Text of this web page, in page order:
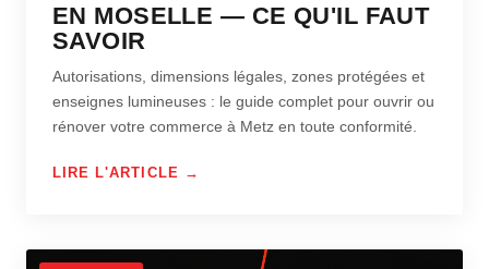
EN MOSELLE — CE QU'IL FAUT
SAVOIR
Autorisations, dimensions légales, zones protégées et
enseignes lumineuses : le guide complet pour ouvrir ou
rénover votre commerce à Metz en toute conformité.
LIRE L'ARTICLE →